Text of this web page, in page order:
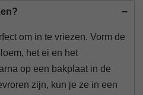
om in te vriezen. Vorm de
het ei en het
op een bakplaat in de
zijn, kun je ze in een